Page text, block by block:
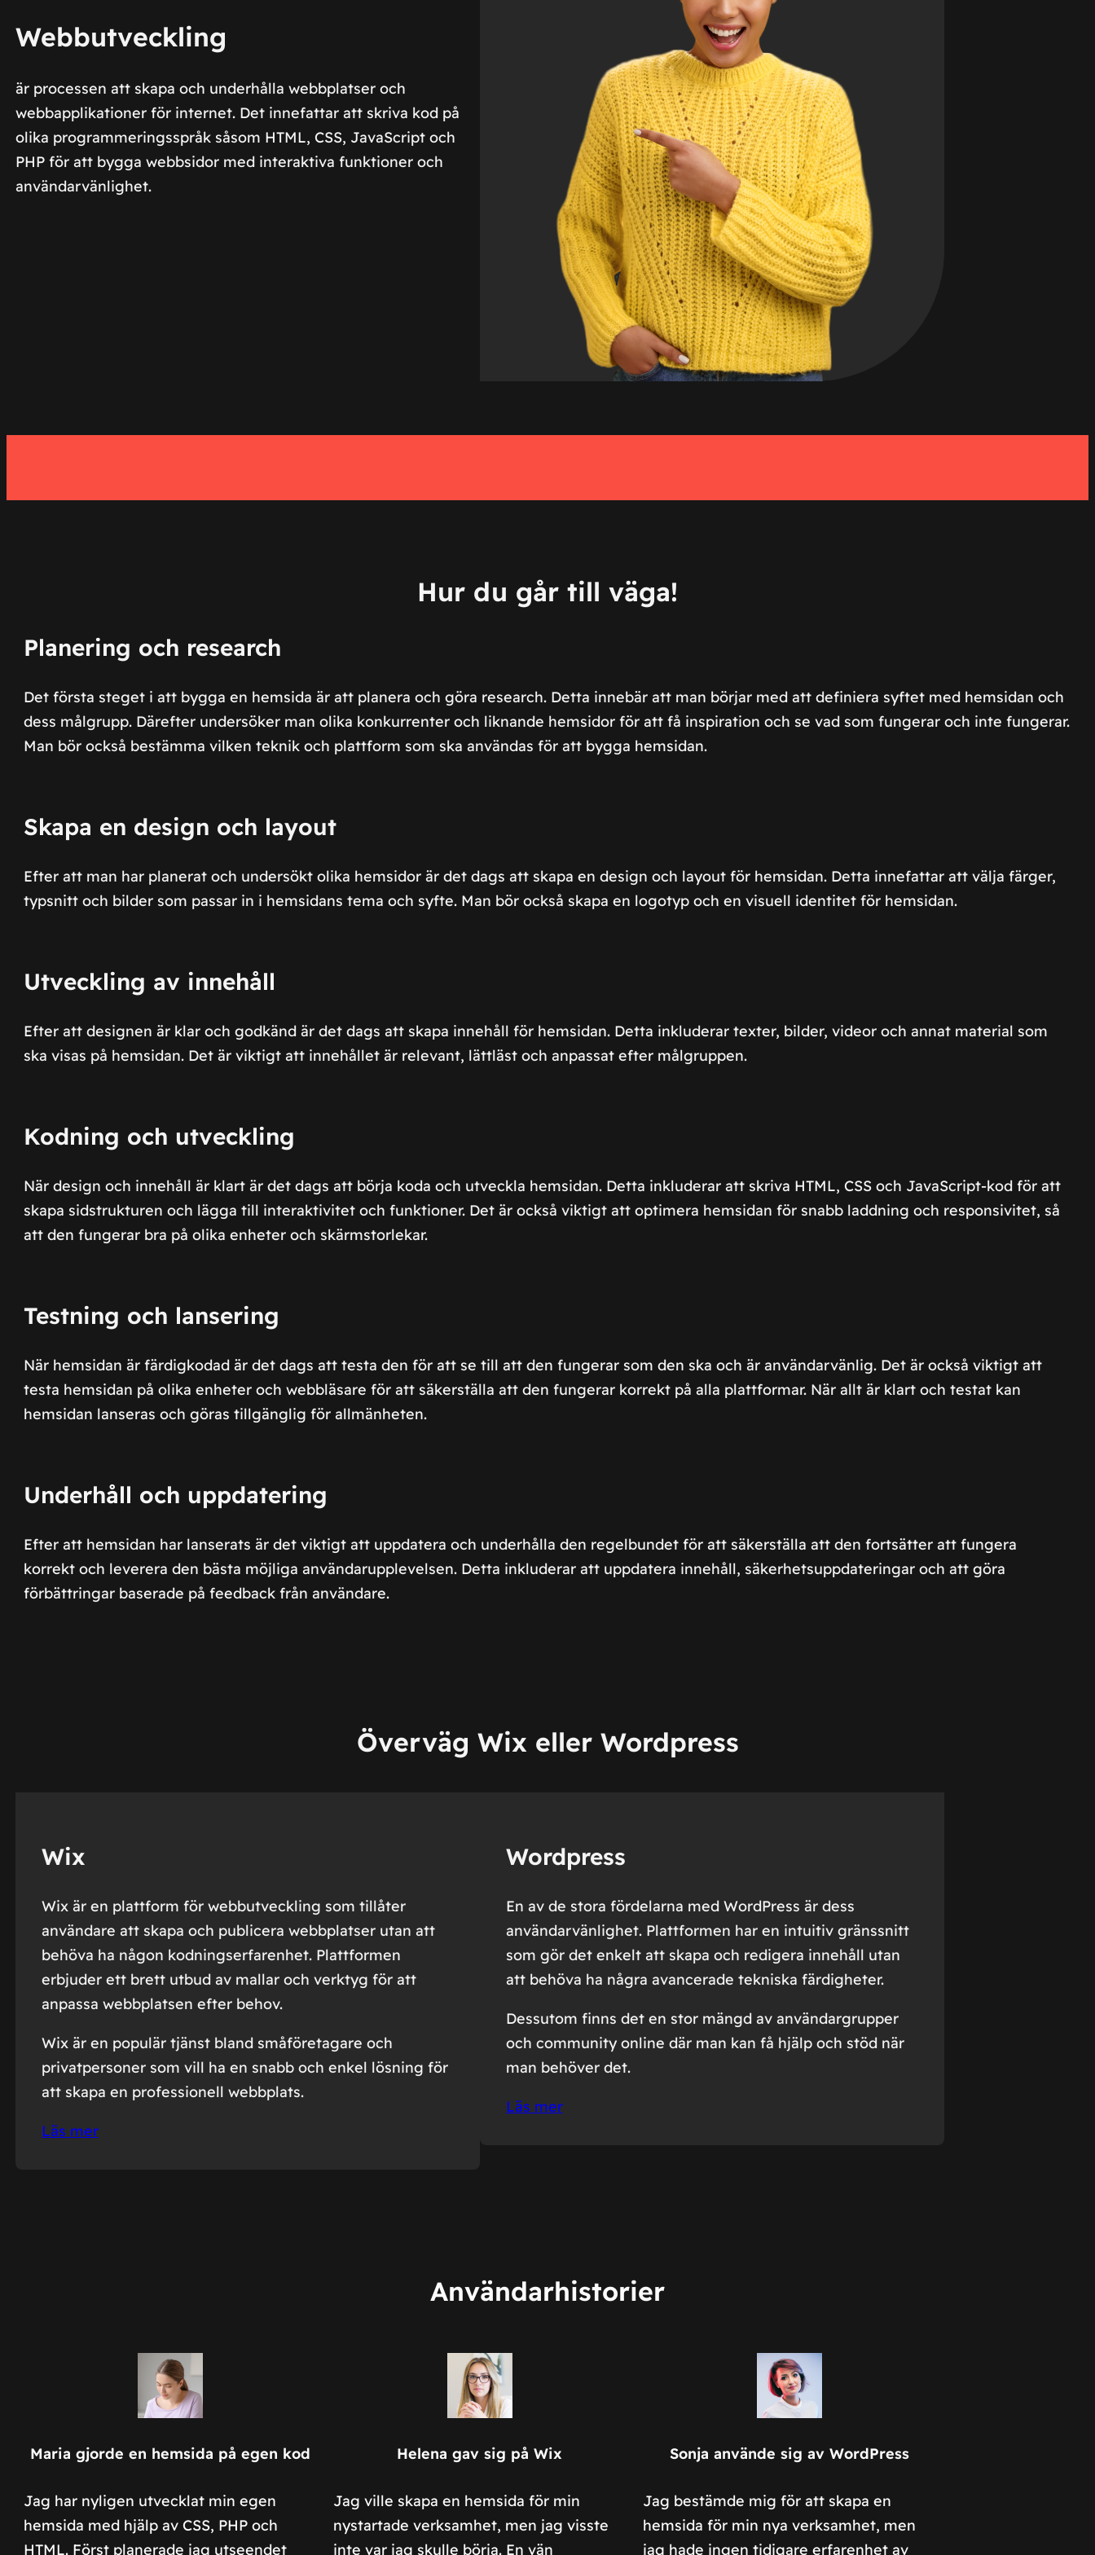
Webbutveckling
är processen att skapa och underhålla webbplatser och
webbapplikationer för internet. Det innefattar att skriva kod på
olika programmeringsspråk såsom HTML, CSS, JavaScript och
PHP för att bygga webbsidor med interaktiva funktioner och
användarvänlighet.
Hur du går till väga!
Planering och research
Det första steget i att bygga en hemsida är att planera och göra research. Detta innebär att man börjar med att definiera syftet med hemsidan och
dess målgrupp. Därefter undersöker man olika konkurrenter och liknande hemsidor för att få inspiration och se vad som fungerar och inte fungerar.
Man bör också bestämma vilken teknik och plattform som ska användas för att bygga hemsidan.
Skapa en design och layout
Efter att man har planerat och undersökt olika hemsidor är det dags att skapa en design och layout för hemsidan. Detta innefattar att välja färger,
typsnitt och bilder som passar in i hemsidans tema och syfte. Man bör också skapa en logotyp och en visuell identitet för hemsidan.
Utveckling av innehåll
Efter att designen är klar och godkänd är det dags att skapa innehåll för hemsidan. Detta inkluderar texter, bilder, videor och annat material som
ska visas på hemsidan. Det är viktigt att innehållet är relevant, lättläst och anpassat efter målgruppen.
Kodning och utveckling
När design och innehåll är klart är det dags att börja koda och utveckla hemsidan. Detta inkluderar att skriva HTML, CSS och JavaScript-kod för att
skapa sidstrukturen och lägga till interaktivitet och funktioner. Det är också viktigt att optimera hemsidan för snabb laddning och responsivitet, så
att den fungerar bra på olika enheter och skärmstorlekar.
Testning och lansering
När hemsidan är färdigkodad är det dags att testa den för att se till att den fungerar som den ska och är användarvänlig. Det är också viktigt att
testa hemsidan på olika enheter och webbläsare för att säkerställa att den fungerar korrekt på alla plattformar. När allt är klart och testat kan
hemsidan lanseras och göras tillgänglig för allmänheten.
Underhåll och uppdatering
Efter att hemsidan har lanserats är det viktigt att uppdatera och underhålla den regelbundet för att säkerställa att den fortsätter att fungera
korrekt och leverera den bästa möjliga användarupplevelsen. Detta inkluderar att uppdatera innehåll, säkerhetsuppdateringar och att göra
förbättringar baserade på feedback från användare.
Överväg Wix eller Wordpress
Wix
Wix är en plattform för webbutveckling som tillåter
användare att skapa och publicera webbplatser utan att
behöva ha någon kodningserfarenhet. Plattformen
erbjuder ett brett utbud av mallar och verktyg för att
anpassa webbplatsen efter behov.
Wix är en populär tjänst bland småföretagare och
privatpersoner som vill ha en snabb och enkel lösning för
att skapa en professionell webbplats.
Läs mer
Wordpress
En av de stora fördelarna med WordPress är dess
användarvänlighet. Plattformen har en intuitiv gränssnitt
som gör det enkelt att skapa och redigera innehåll utan
att behöva ha några avancerade tekniska färdigheter.
Dessutom finns det en stor mängd av användargrupper
och community online där man kan få hjälp och stöd när
man behöver det.
Läs mer
Användarhistorier
Maria gjorde en hemsida på egen kod
Jag har nyligen utvecklat min egen
hemsida med hjälp av CSS, PHP och
HTML. Först planerade jag utseendet
Helena gav sig på Wix
Jag ville skapa en hemsida för min
nystartade verksamhet, men jag visste
inte var jag skulle börja. En vän
Sonja använde sig av WordPress
Jag bestämde mig för att skapa en
hemsida för min nya verksamhet, men
jag hade ingen tidigare erfarenhet av